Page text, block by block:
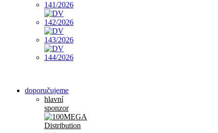
doporučujeme
hlavní
sponzor